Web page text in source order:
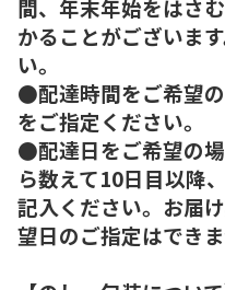
間、年末年始をはさ
かることがございま
い。
●配達時間をご希望
をご指定ください。
●配達日をご希望の
ら数えて10日目以降
記入ください。お届
望日のご指定はできま